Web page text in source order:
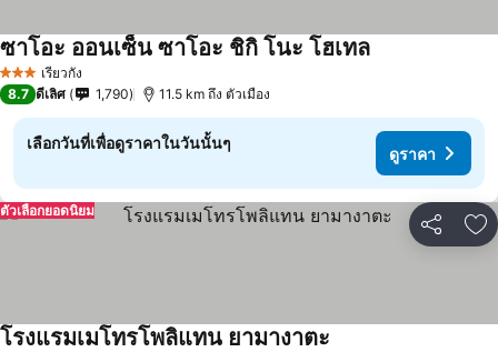
3 ดาว เรียวกัง
ซาโอะ ออนเซ็น ซาโอะ ชิกิ โนะ โฮเทลดูราคา
8.7 ดีเลิศ 1,790 11.5 km ถึง ตัวเมือง
เลือกวันที่เพื่อดูราคาในวันนั้นๆ
ดูราคา
แชร์ เ
ตัวเลือกยอดนิยม
โรงแรมเมโทรโพลิแทน ยามางาตะ